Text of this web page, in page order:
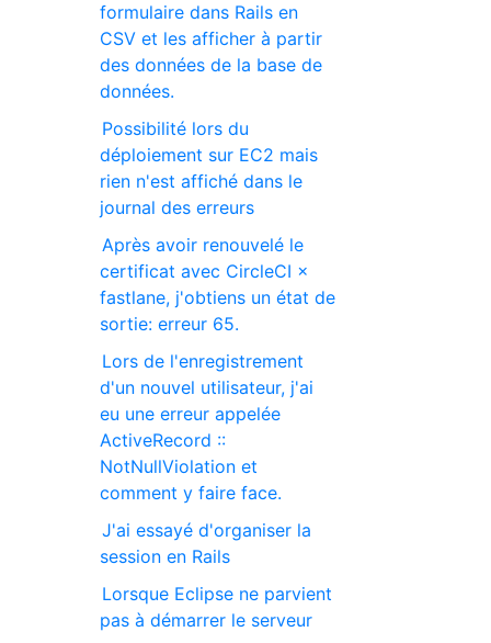
formulaire dans Rails en
CSV et les afficher à partir
des données de la base de
données.
Possibilité lors du
déploiement sur EC2 mais
rien n'est affiché dans le
journal des erreurs
Après avoir renouvelé le
certificat avec CircleCI ×
fastlane, j'obtiens un état de
sortie: erreur 65.
Lors de l'enregistrement
d'un nouvel utilisateur, j'ai
eu une erreur appelée
ActiveRecord ::
NotNullViolation et
comment y faire face.
J'ai essayé d'organiser la
session en Rails
Lorsque Eclipse ne parvient
pas à démarrer le serveur